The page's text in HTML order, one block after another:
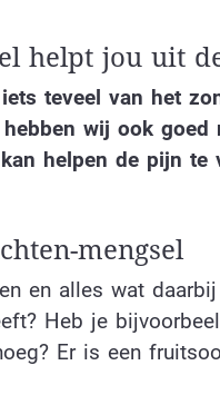
helpt jou uit
teveel van het
wij ook
helpen de pijn
mengsel
en alles wat
Heb je
Er is een